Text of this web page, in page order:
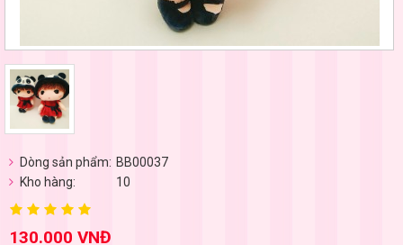
Dòng sản phẩm: BB00037
Kho hàng:
10
130.000 VNĐ